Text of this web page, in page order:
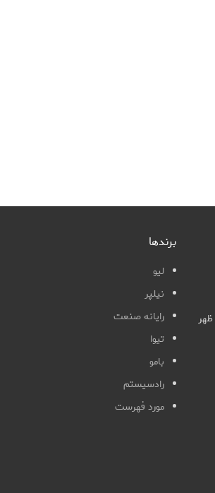
برندها
لیو
نیلپر
رایانه صنعت
تیوا
بامو
رادسیستم
مورد فهرست